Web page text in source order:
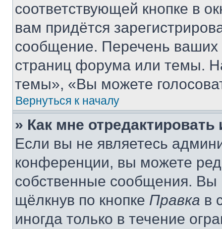
соответствующей кнопке в
вам придётся
сообщение. Перечень ваших
страниц форума или темы.
темы», «Вы можете
Вернуться к началу
» Как мне
Если вы не являетесь
конференции, вы можете
собственные сообщения. Вы
щёлкнув по кнопке Правка в
иногда только в течение